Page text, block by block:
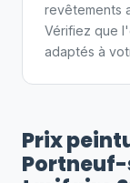
revêtements
Vérifiez que
adaptés à
Prix